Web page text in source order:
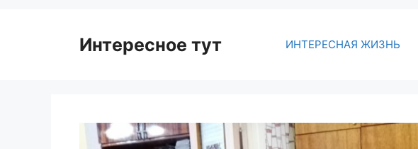
Интересное тут ИНТЕРЕСНАЯ ЖИЗНЬ